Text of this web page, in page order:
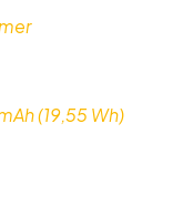
(19,55 Wh)